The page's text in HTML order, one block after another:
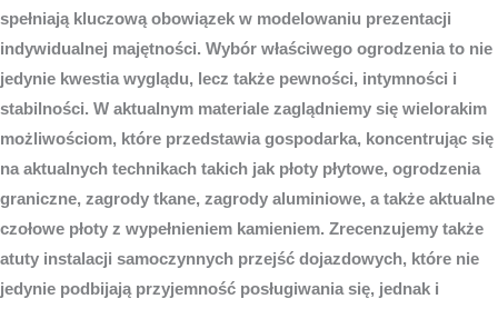
spełniają kluczową obowiązek w modelowaniu prezentacji
indywidualnej majętności. Wybór właściwego ogrodzenia to nie
jedynie kwestia wyglądu, lecz także pewności, intymności i
stabilności. W aktualnym materiale zaglądniemy się wielorakim
możliwościom, które przedstawia gospodarka, koncentrując się
na aktualnych technikach takich jak płoty płytowe, ogrodzenia
graniczne, zagrody tkane, zagrody aluminiowe, a także aktualne
czołowe płoty z wypełnieniem kamieniem. Zrecenzujemy także
atuty instalacji samoczynnych przejść dojazdowych, które nie
jedynie podbijają przyjemność posługiwania się, jednak i